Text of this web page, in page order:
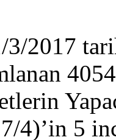
2017
4)’in 5